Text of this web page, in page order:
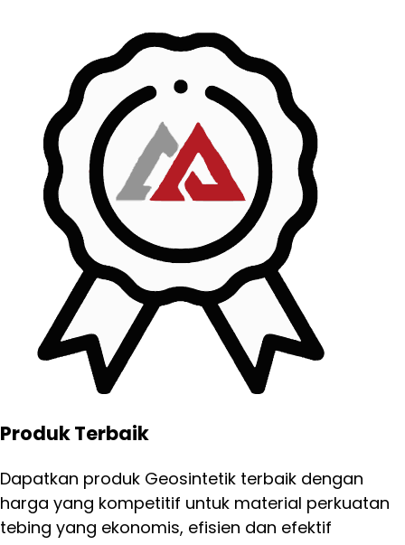
Produk Terbaik
Dapatkan produk Geosintetik terbaik dengan
harga yang kompetitif untuk material perkuatan
tebing yang ekonomis, efisien dan efektif